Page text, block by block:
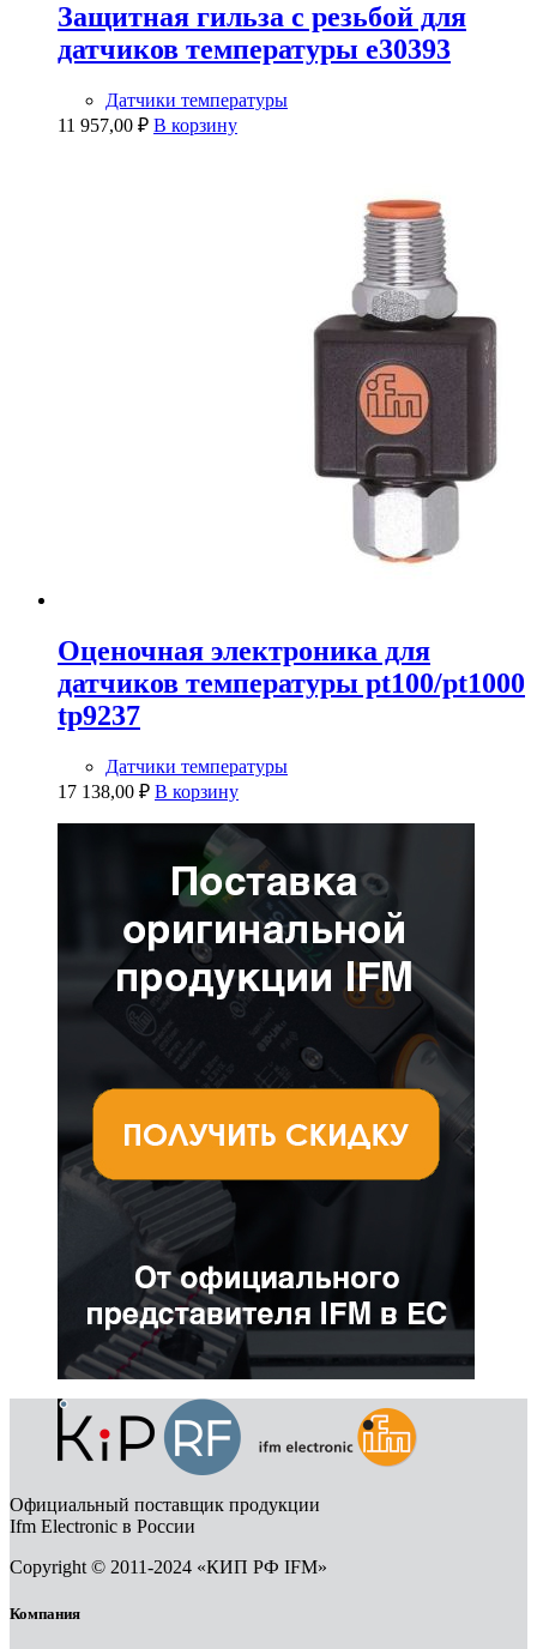
Защитная гильза с резьбой для
датчиков температуры e30393
Датчики температуры
11 957,00 ₽ В корзину
Оценочная электроника для
датчиков температуры pt100/pt1000
tp9237
Датчики температуры
17 138,00 ₽ В корзину
Официальный поставщик продукции
Ifm Electronic в России
Copyright © 2011-2024 «КИП РФ IFM»
Компания